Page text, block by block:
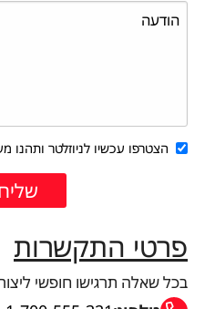
הצטרפו עכשיו לניוזלטר ותהנו
פרטי התקשרות
בכל שאלה תרגישו חופשי